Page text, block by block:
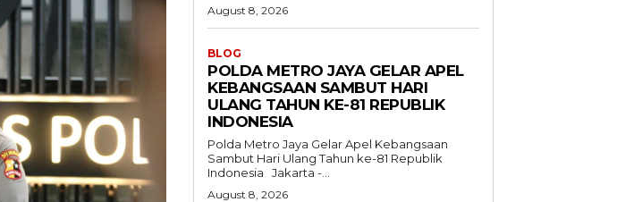
August 8, 2026
BLOG
POLDA METRO JAYA GELAR APEL
KEBANGSAAN SAMBUT HARI
ULANG TAHUN KE-81 REPUBLIK
INDONESIA
Polda Metro Jaya Gelar Apel Kebangsaan
Sambut Hari Ulang Tahun ke-81 Republik
Indonesia Jakarta -...
August 8, 2026